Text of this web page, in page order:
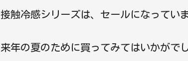
接触冷感シリーズは、セールになってい
来年の夏のために買ってみてはいかがで